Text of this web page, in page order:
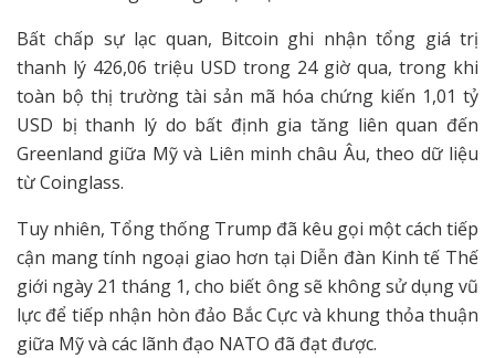
Bất chấp sự lạc quan, Bitcoin ghi nhận tổng giá trị
thanh lý 426,06 triệu USD trong 24 giờ qua, trong khi
toàn bộ thị trường tài sản mã hóa chứng kiến 1,01 tỷ
USD bị thanh lý do bất định gia tăng liên quan đến
Greenland giữa Mỹ và Liên minh châu Âu, theo dữ liệu
từ Coinglass.
Tuy nhiên, Tổng thống Trump đã kêu gọi một cách tiếp
cận mang tính ngoại giao hơn tại Diễn đàn Kinh tế Thế
giới ngày 21 tháng 1, cho biết ông sẽ không sử dụng vũ
lực để tiếp nhận hòn đảo Bắc Cực và khung thỏa thuận
giữa Mỹ và các lãnh đạo NATO đã đạt được.